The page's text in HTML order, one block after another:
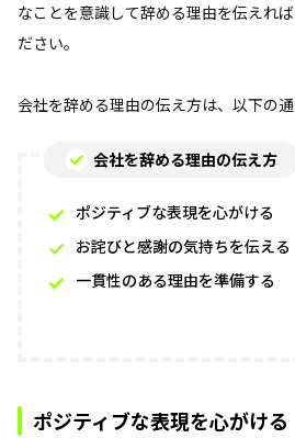
なことを意識して辞める理由を伝えれ
ださい。
会社を辞める理由の伝え方は、以下の通
会社を辞める理由の伝え方
ポジティブな表現を心がける
お詫びと感謝の気持ちを伝える
一貫性のある理由を準備する
ポジティブな表現を心がける